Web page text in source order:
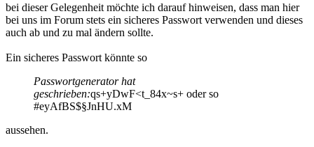
bei dieser Gelegenheit möchte ich darauf hinweisen, dass man hier
bei uns im Forum stets ein sicheres Passwort verwenden und dieses
auch ab und zu mal ändern sollte.
Ein sicheres Passwort könnte so
Passwortgenerator hat
geschrieben:qs+yDwF<t_84x~s+ oder so
#eyAfBS$§JnHU.xM
aussehen.